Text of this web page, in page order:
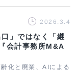
2026.3.4
」ではなく「継
会計事務所M&A
化と廃業、AIによる